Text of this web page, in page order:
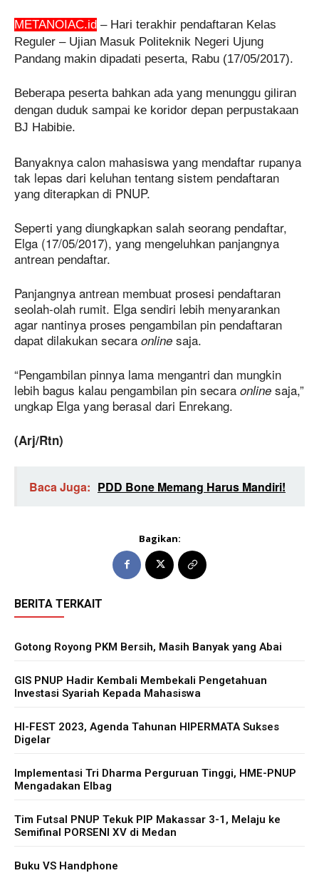
METANOIAC.id – Hari terakhir pendaftaran Kelas
Reguler – Ujian Masuk Politeknik Negeri Ujung
Pandang makin dipadati peserta, Rabu (17/05/2017).
Beberapa peserta bahkan ada yang menunggu giliran
dengan duduk sampai ke koridor depan perpustakaan
BJ Habibie.
Banyaknya calon mahasiswa yang mendaftar rupanya
tak lepas dari keluhan tentang sistem pendaftaran
yang diterapkan di PNUP.
Seperti yang diungkapkan salah seorang pendaftar,
Elga (17/05/2017), yang mengeluhkan panjangnya
antrean pendaftar.
Panjangnya antrean membuat prosesi pendaftaran
seolah-olah rumit. Elga sendiri lebih menyarankan
agar nantinya proses pengambilan pin pendaftaran
dapat dilakukan secara online saja.
“Pengambilan pinnya lama mengantri dan mungkin
lebih bagus kalau pengambilan pin secara online saja,”
ungkap Elga yang berasal dari Enrekang.
(Arj/Rtn)
Baca Juga: PDD Bone Memang Harus Mandiri!
Bagikan:
BERITA TERKAIT
Gotong Royong PKM Bersih, Masih Banyak yang Abai
GIS PNUP Hadir Kembali Membekali Pengetahuan
Investasi Syariah Kepada Mahasiswa
HI-FEST 2023, Agenda Tahunan HIPERMATA Sukses
Digelar
Implementasi Tri Dharma Perguruan Tinggi, HME-PNUP
Mengadakan Elbag
Tim Futsal PNUP Tekuk PIP Makassar 3-1, Melaju ke
Semifinal PORSENI XV di Medan
Buku VS Handphone